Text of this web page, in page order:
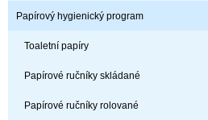
Papírový hygienický program
Toaletní papíry
Papírové ručníky skládané
Papírové ručníky rolované